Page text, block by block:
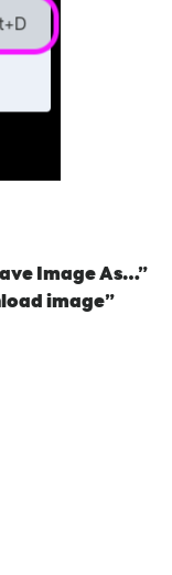
Image As…”
image”